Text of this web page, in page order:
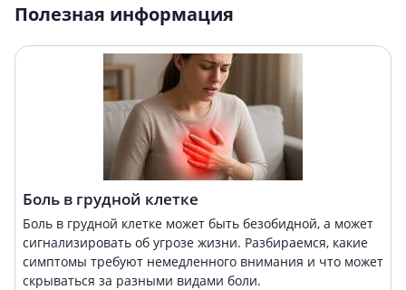
Полезная информация
Боль в грудной клетке
Боль в грудной клетке может быть безобидной, а может
сигнализировать об угрозе жизни. Разбираемся, какие
симптомы требуют немедленного внимания и что может
скрываться за разными видами боли.